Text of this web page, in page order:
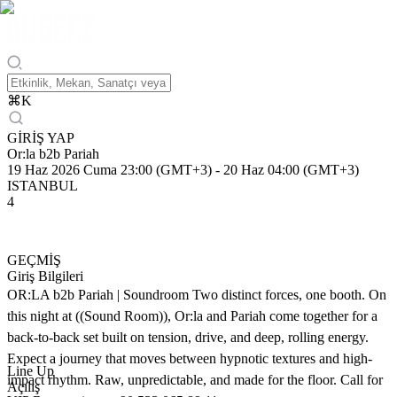
⌘K
GİRİŞ YAP
Or:la b2b Pariah
19 Haz 2026 Cuma 23:00 (GMT+3) - 20 Haz 04:00 (GMT+3)
ISTANBUL
4
GEÇMİŞ
Giriş Bilgileri
OR:LA b2b Pariah | Soundroom Two distinct forces, one booth. On
this night at ((Sound Room)), Or:la and Pariah come together for a
back-to-back set built on tension, drive, and deep, rolling energy.
Expect a journey that moves between hypnotic textures and high-
impact rhythm. Raw, unpredictable, and made for the floor. Call for
Line Up
Açılış